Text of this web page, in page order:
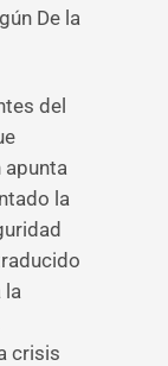
De la
del
apunta
la
la
crisis